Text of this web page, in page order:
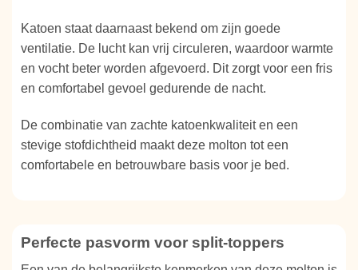
Katoen staat daarnaast bekend om zijn goede
ventilatie. De lucht kan vrij circuleren, waardoor warmte
en vocht beter worden afgevoerd. Dit zorgt voor een fris
en comfortabel gevoel gedurende de nacht.
De combinatie van zachte katoenkwaliteit en een
stevige stofdichtheid maakt deze molton tot een
comfortabele en betrouwbare basis voor je bed.
Perfecte pasvorm voor split-toppers